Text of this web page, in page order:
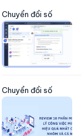
Chuyển đổi số
Chuyển đổi số